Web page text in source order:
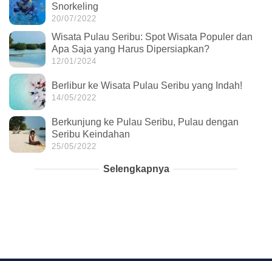
Snorkeling
20/07/2022
Wisata Pulau Seribu: Spot Wisata Populer dan
Apa Saja yang Harus Dipersiapkan?
12/01/2024
Berlibur ke Wisata Pulau Seribu yang Indah!
14/05/2022
Berkunjung ke Pulau Seribu, Pulau dengan
Seribu Keindahan
25/05/2022
Selengkapnya